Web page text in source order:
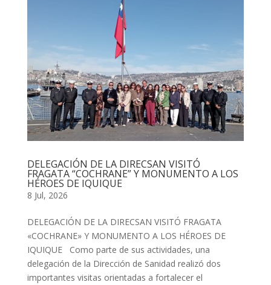
DELEGACIÓN DE LA DIRECSAN VISITÓ
FRAGATA “COCHRANE” Y MONUMENTO A LOS
HÉROES DE IQUIQUE
8 Jul, 2026
DELEGACIÓN DE LA DIRECSAN VISITÓ FRAGATA
«COCHRANE» Y MONUMENTO A LOS HÉROES DE
IQUIQUE Como parte de sus actividades, una
delegación de la Dirección de Sanidad realizó dos
importantes visitas orientadas a fortalecer el